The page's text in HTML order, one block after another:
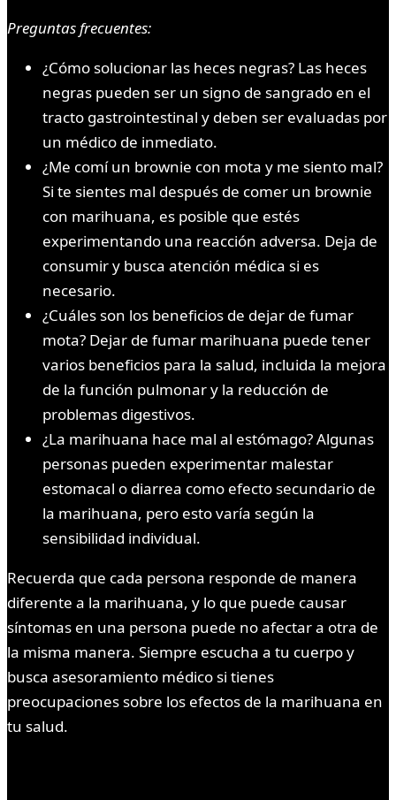
Preguntas frecuentes:
¿Cómo solucionar las heces negras? Las heces
negras pueden ser un signo de sangrado en el
tracto gastrointestinal y deben ser evaluadas por
un médico de inmediato.
¿Me comí un brownie con mota y me siento mal?
Si te sientes mal después de comer un brownie
con marihuana, es posible que estés
experimentando una reacción adversa. Deja de
consumir y busca atención médica si es
necesario.
¿Cuáles son los beneficios de dejar de fumar
mota? Dejar de fumar marihuana puede tener
varios beneficios para la salud, incluida la mejora
de la función pulmonar y la reducción de
problemas digestivos.
¿La marihuana hace mal al estómago? Algunas
personas pueden experimentar malestar
estomacal o diarrea como efecto secundario de
la marihuana, pero esto varía según la
sensibilidad individual.
Recuerda que cada persona responde de manera
diferente a la marihuana, y lo que puede causar
síntomas en una persona puede no afectar a otra de
la misma manera. Siempre escucha a tu cuerpo y
busca asesoramiento médico si tienes
preocupaciones sobre los efectos de la marihuana en
tu salud.